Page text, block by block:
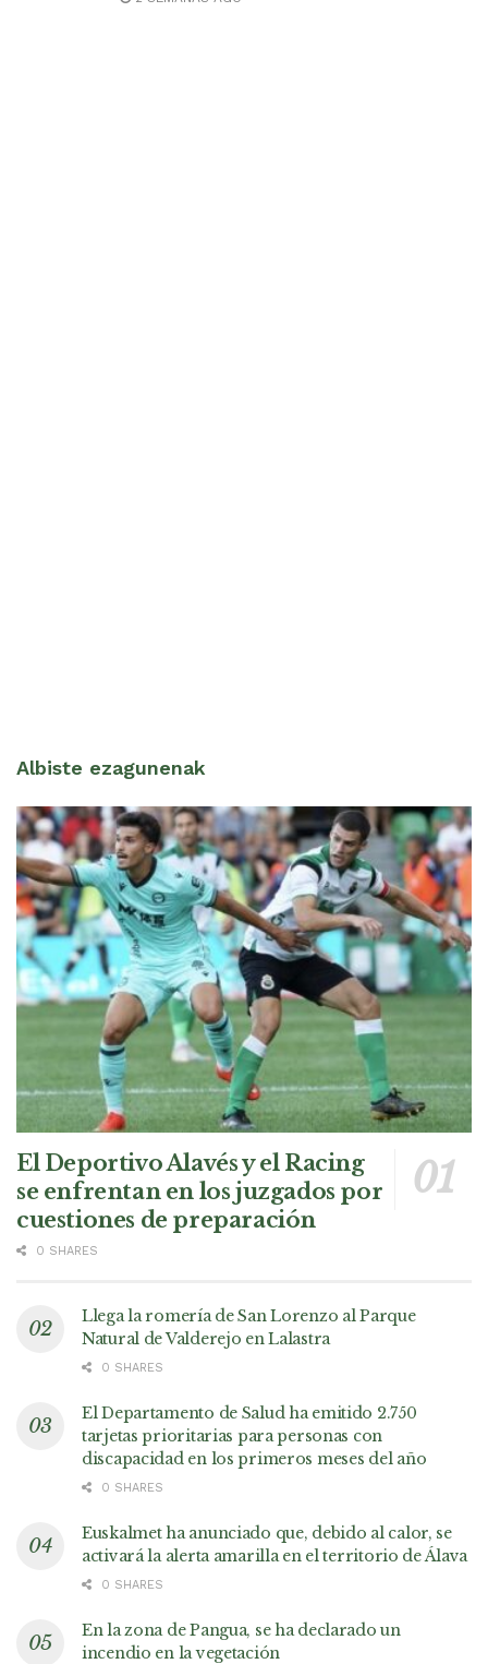
Albiste ezagunenak
El Deportivo Alavés y el Racing
se enfrentan en los juzgados por
cuestiones de preparación
0 SHARES
Llega la romería de San Lorenzo al Parque
Natural de Valderejo en Lalastra
0 SHARES
El Departamento de Salud ha emitido 2.750
tarjetas prioritarias para personas con
discapacidad en los primeros meses del año
0 SHARES
Euskalmet ha anunciado que, debido al calor, se
activará la alerta amarilla en el territorio de Álava
0 SHARES
En la zona de Pangua, se ha declarado un
incendio en la vegetación